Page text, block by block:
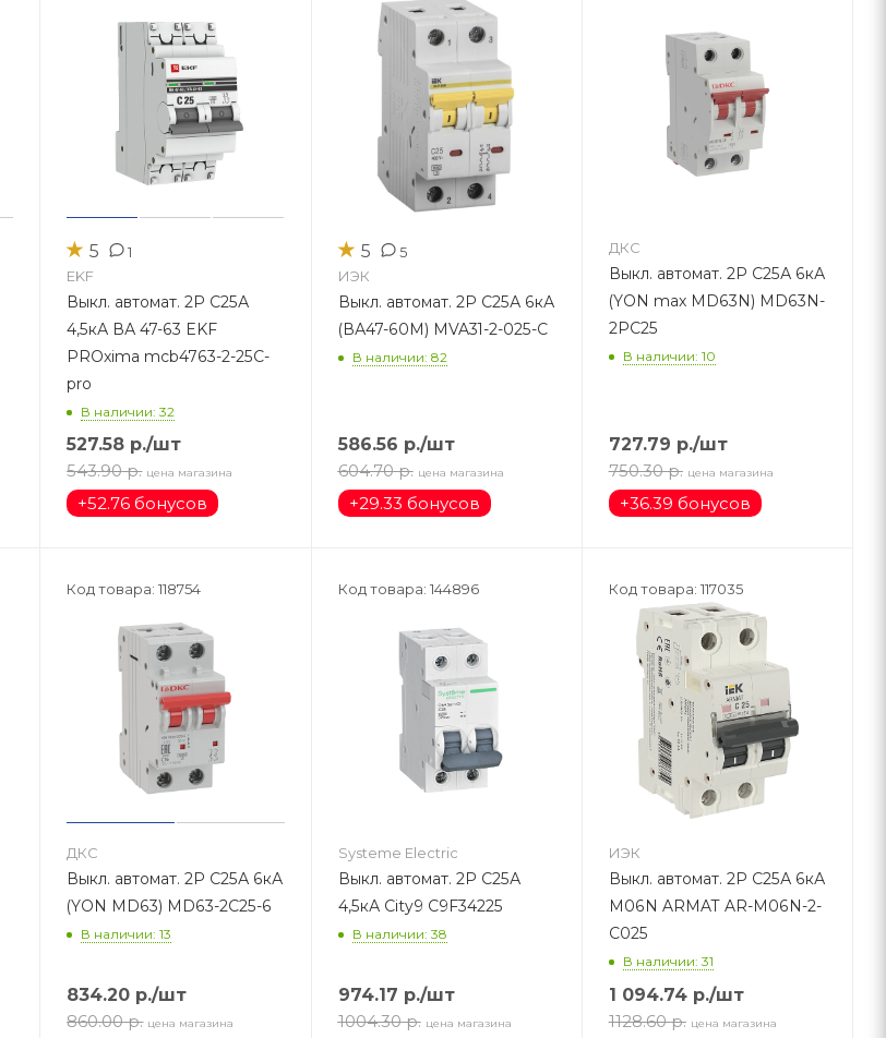
★ 5 1
EKF
Выкл. автомат. 2Р С25А
4,5кА ВА 47-63 EKF
PROxima mcb4763-2-25C-
pro
В наличии: 32
527.58 р./шт
543.90 р. цена магазина
+52.76 бонусов
★ 5 5
ИЭК
Выкл. автомат. 2Р С25А 6кА
(ВА47-60M) MVA31-2-025-C
В наличии: 82
586.56 р./шт
604.70 р. цена магазина
+29.33 бонусов
ДКС
Выкл. автомат. 2Р С25А 6кА
(YON max MD63N) MD63N-
2PC25
В наличии: 10
727.79 р./шт
750.30 р. цена магазина
+36.39 бонусов
Код товара: 118754
ДКС
Выкл. автомат. 2Р С25А 6кА
(YON MD63) MD63-2C25-6
В наличии: 13
834.20 р./шт
860.00 р. цена магазина
Код товара: 144896
Systeme Electric
Выкл. автомат. 2Р С25А
4,5кА Сity9 C9F34225
В наличии: 38
974.17 р./шт
1004.30 р. цена магазина
Код товара: 117035
ИЭК
Выкл. автомат. 2Р С25А 6кА
M06N ARMAT AR-M06N-2-
C025
В наличии: 31
1 094.74р./шт
1128.60 р. цена магазина